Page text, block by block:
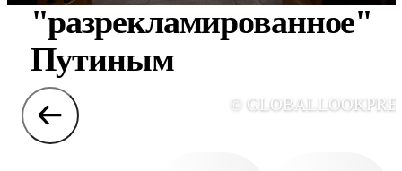
"разрекламированное"
Путиным
©